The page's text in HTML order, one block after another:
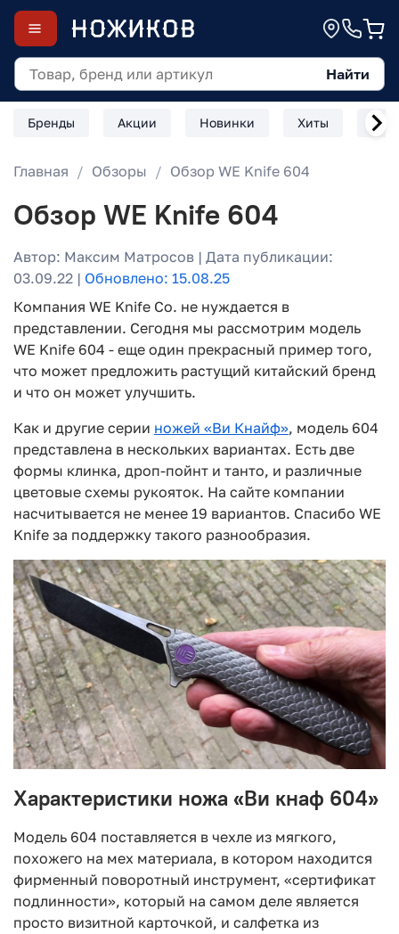
Найти
Бренды Акции Новинки Хиты
Главная Обзоры Обзор WE Knife 604
Обзор WE Knife 604
Автор: Максим Матросов | Дата публикации:
03.09.22 | Обновлено: 15.08.25
Компания WE Knife Co. не нуждается в
представлении. Сегодня мы рассмотрим модель
WE Knife 604 - еще один прекрасный пример того,
что может предложить растущий китайский бренд
и что он может улучшить.
Как и другие серии ножей «Ви Кнайф», модель 604
представлена в нескольких вариантах. Есть две
формы клинка, дроп-пойнт и танто, и различные
цветовые схемы рукояток. На сайте компании
насчитывается не менее 19 вариантов. Спасибо WE
Knife за поддержку такого разнообразия.
Характеристики ножа «Ви кнаф 604»
Модель 604 поставляется в чехле из мягкого,
похожего на мех материала, в котором находится
фирменный поворотный инструмент, «сертификат
подлинности», который на самом деле является
просто визитной карточкой, и салфетка из